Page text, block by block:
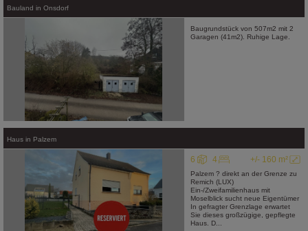
Bauland in Onsdorf
Baugrundstück von 507m2 mit 2
Garagen (41m2). Ruhige Lage.
Haus in Palzem
+/- 160 m²
6 4
Palzem ? direkt an der Grenze zu
Remich (LUX)
Ein-/Zweifamilienhaus mit
Moselblick sucht neue Eigentümer
In gefragter Grenzlage erwartet
Sie dieses großzügige, gepflegte
Haus. D...